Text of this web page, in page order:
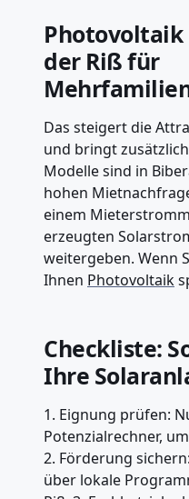
Photovoltaik
der Riß für
Das steigert die
und bringt
Modelle sind in
hohen
einem
erzeugten
weitergeben. Wenn
Ihnen Photovoltaik
Checkliste:
Ihre
1. Eignung prüfen:
Potenzialrechner,
2. Förderung
über lokale